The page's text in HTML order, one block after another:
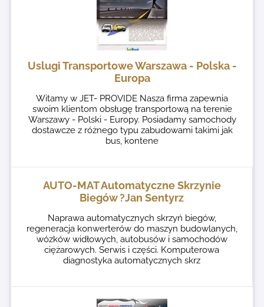
Uslugi Transportowe Warszawa - Polska -
Europa
Witamy w JET- PROVIDE Nasza firma zapewnia
swoim klientom obsługę transportową na terenie
Warszawy - Polski - Europy. Posiadamy samochody
dostawcze z różnego typu zabudowami takimi jak
bus, kontene
AUTO-MAT Automatyczne Skrzynie
Biegów ?Jan Sentyrz
Naprawa automatycznych skrzyń biegów,
regeneracja konwerterów do maszyn budowlanych,
wózków widłowych, autobusów i samochodów
ciężarowych. Serwis i części. Komputerowa
diagnostyka automatycznych skrz